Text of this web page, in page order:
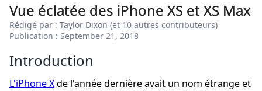
Vue éclatée des iPhone XS et XS Max
Rédigé par : Taylor Dixon (et 10 autres contributeurs)
Publication : September 21, 2018
Introduction
L'iPhone Xde l'année dernière avait un nom étrange et